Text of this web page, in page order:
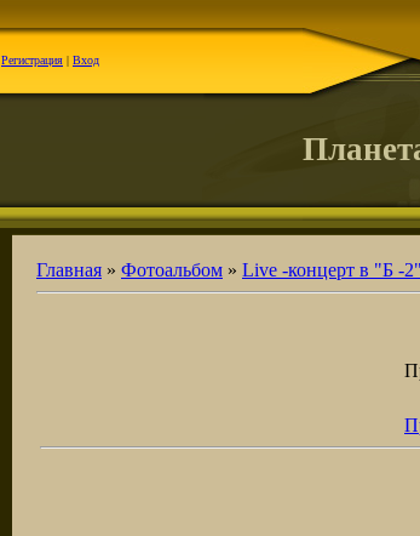
Регистрация | Вход
Главная » Фотоальбом » Live -концерт в "Б -2"